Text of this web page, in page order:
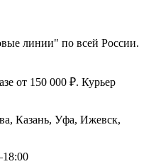
линии" по всей России.
от 150 000 ₽. Курьер
Казань, Уфа, Ижевск,